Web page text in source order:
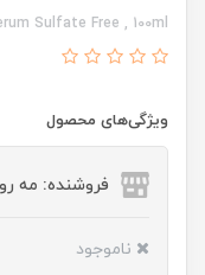
Sulfate Free , 100ml
ویژگی‌های محصول
فروشنده: مه
ناموجود